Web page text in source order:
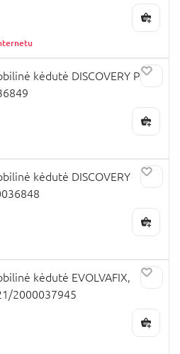
kėdutė DISCOVERY PLUS
kėdutė DISCOVERY
kėdutė EVOLVAFIX,
2000037945